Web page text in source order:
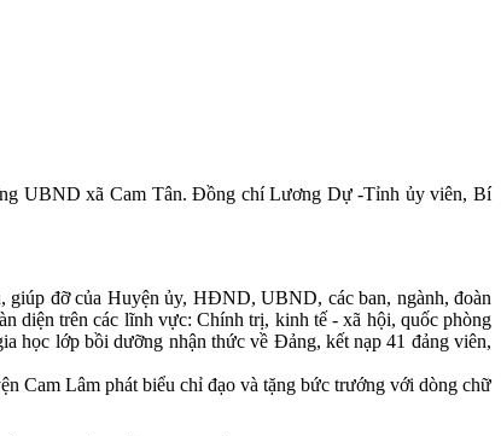
UBND xã Cam Tân. Đồng chí Lương Dự -Tỉnh ủy viên, Bí
giúp đỡ của Huyện ủy, HĐND, UBND, các ban, ngành, đoàn
diện trên các lĩnh vực: Chính trị, kinh tế - xã hội, quốc phòng
học lớp bồi dưỡng nhận thức về Đảng, kết nạp 41 đảng viên,
Cam Lâm phát biểu chỉ đạo và tặng bức trướng với dòng chữ